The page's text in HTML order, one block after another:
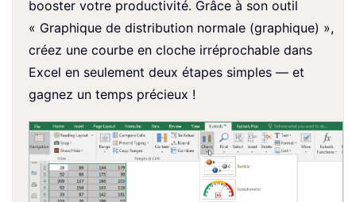
booster votre productivité. Grâce à son outil
« Graphique de distribution normale (graphique) »,
créez une courbe en cloche irréprochable dans
Excel en seulement deux étapes simples — et
gagnez un temps précieux !